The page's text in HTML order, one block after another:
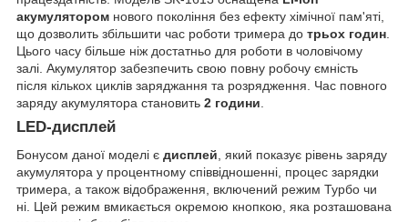
акумулятором нового покоління без ефекту хімічної пам'яті,
що дозволить збільшити час роботи тримера до трьох годин
Цього часу більше ніж достатньо для роботи в чоловічому
залі. Акумулятор забезпечить свою повну робочу ємність
після кількох циклів заряджання та розрядження. Час повного
заряду акумулятора становить 2 години
LED-дисплей
Бонусом даної моделі є дисплей , який показує рівень заряду
акумулятора у процентному співвідношенні, процес зарядки
тримера, а також відображення, включений режим Турбо чи
ні. Цей режим вмикається окремою кнопкою, яка розташована